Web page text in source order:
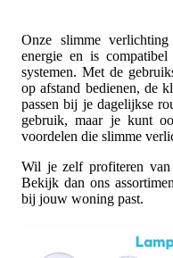
Onze slimme
energie en is
systemen. Met de
op afstand bedienen, de
passen bij je dagelijkse
gebruik, maar je kunt
voordelen die slimme
Wil je zelf profiteren
Bekijk dan ons
bij jouw woning past.